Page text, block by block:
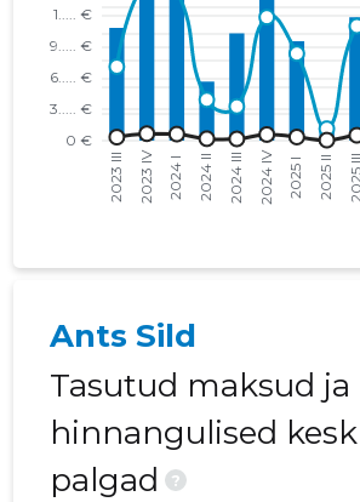
Ants Sild
Tasutud maksud ja
hinnangulised
palgad
?